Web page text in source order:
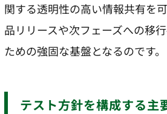
関する透明性の高い情報共有を
品リリースや次フェーズへの移
ための強固な基盤となるのです。
テスト方針を構成する主